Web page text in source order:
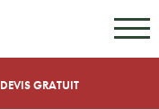
DEVIS GRATUIT